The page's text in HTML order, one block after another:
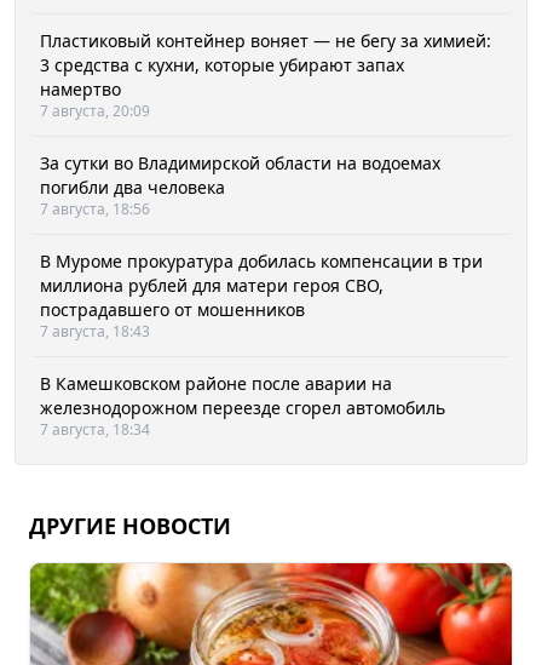
Пластиковый контейнер воняет — не бегу за химией:
3 средства с кухни, которые убирают запах
намертво
7 августа, 20:09
За сутки во Владимирской области на водоемах
погибли два человека
7 августа, 18:56
В Муроме прокуратура добилась компенсации в три
миллиона рублей для матери героя СВО,
пострадавшего от мошенников
7 августа, 18:43
В Камешковском районе после аварии на
железнодорожном переезде сгорел автомобиль
7 августа, 18:34
ДРУГИЕ НОВОСТИ